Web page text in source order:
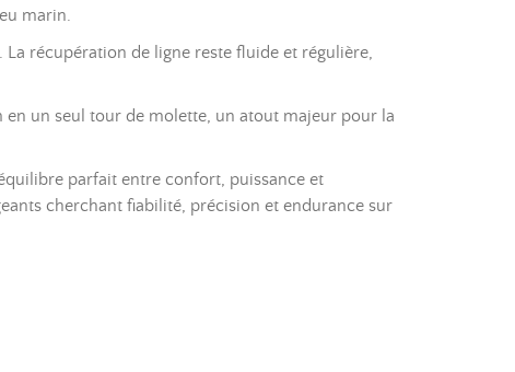
marin.
récupération de ligne reste fluide et régulière,
en un seul tour de molette, un atout majeur pour la
parfait entre confort, puissance et
cherchant fiabilité, précision et endurance sur